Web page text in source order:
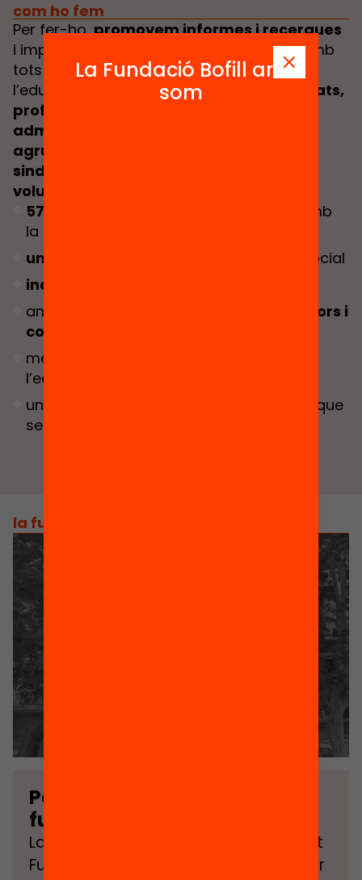
com ho fem
Per fer-ho,promovem informes i recerques
i impulsem programes en col·laboració amb
tots els agents compromesos amb
l’educació:
grups acadèmics d’universitats,
professionals del món educatiu,
administracions públiques, activistes,
agrupacions de famílies, docents,
sindicats, entitats socials, voluntaris i
voluntàries.
57 anys de trajectòria i compromís
amb
la millora de la societat
un equip compromès
amb la millora social
independència
amb més de
1.800 docents, investigadors i
col·laboradors cada any
més de 2.950 voluntaris implicats per
l’equitat
una xarxa de
que
segueixen la nostra feina i s’impliquen
la fundació
Per què es va crear la
fundació?
La Fundació Equitat.org (anteriorment
Fundació Jaume Bofill) es va crear per
La Fundació Bofill ara
som